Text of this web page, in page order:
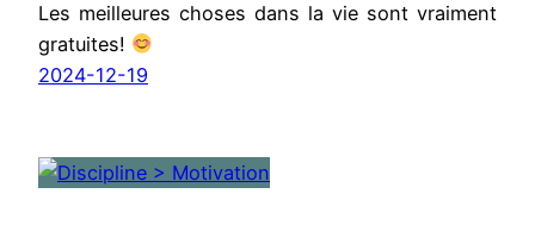
Les meilleures choses dans la vie sont vraiment
gratuites!
2024-12-19